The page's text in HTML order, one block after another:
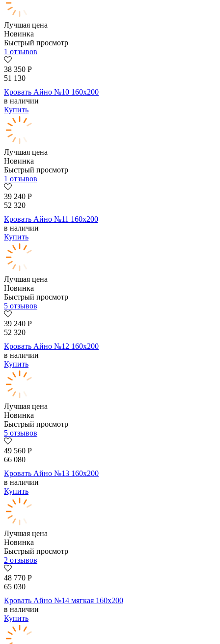
Лучшая цена
Новинка
Быстрый просмотр
1 отзывов
38 350 Р
51 130
Кровать Айно №10 160х200
в наличии
Купить
Лучшая цена
Новинка
Быстрый просмотр
1 отзывов
39 240 Р
52 320
Кровать Айно №11 160х200
в наличии
Купить
Лучшая цена
Новинка
Быстрый просмотр
5 отзывов
39 240 Р
52 320
Кровать Айно №12 160х200
в наличии
Купить
Лучшая цена
Новинка
Быстрый просмотр
5 отзывов
49 560 Р
66 080
Кровать Айно №13 160х200
в наличии
Купить
Лучшая цена
Новинка
Быстрый просмотр
2 отзывов
48 770 Р
65 030
Кровать Айно №14 мягкая 160х200
в наличии
Купить